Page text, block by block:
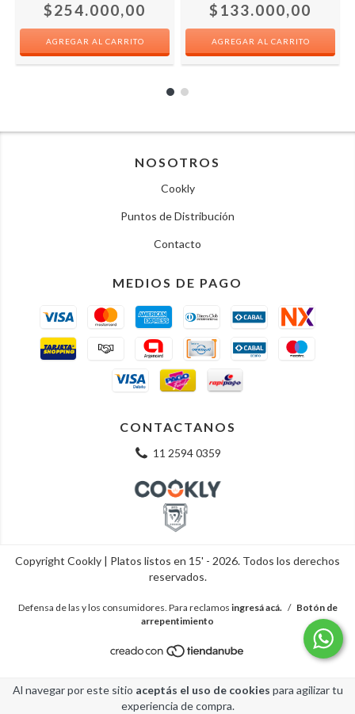
Al navegar por este sitio aceptás el uso de cookies para agilizar tu
experiencia de compra.
$254.000,00 $133.000,00
NOSOTROS
Cookly
Puntos de Distribución
Contacto
MEDIOS DE PAGO
CONTACTANOS
11 2594 0359
Copyright Cookly | Platos listos en 15' - 2026. Todos los derechos
reservados.
Defensa de las y los consumidores. Para reclamos ingresá acá. / Botón de
arrepentimiento